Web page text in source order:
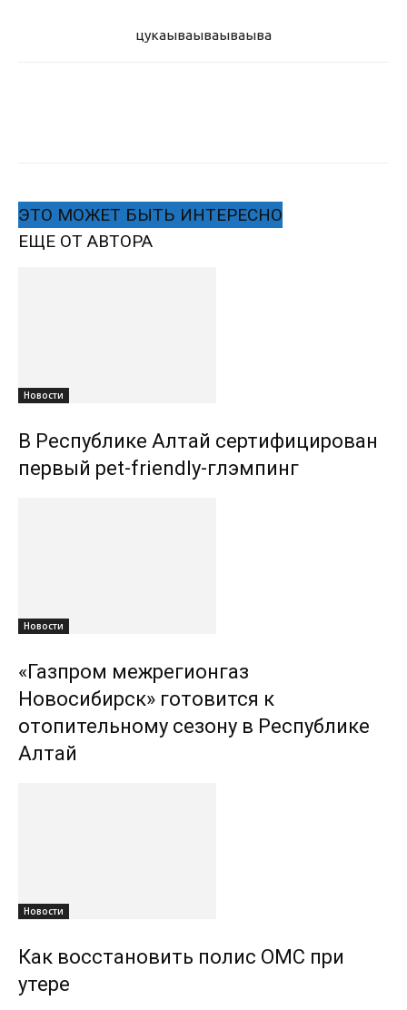
цукаываываываыва
ЭТО МОЖЕТ БЫТЬ ИНТЕРЕСНО
ЕЩЕ ОТ АВТОРА
Новости
В Республике Алтай сертифицирован
первый pet-friendly-глэмпинг
Новости
«Газпром межрегионгаз
Новосибирск» готовится к
отопительному сезону в Республике
Алтай
Новости
Как восстановить полис ОМС при
утере